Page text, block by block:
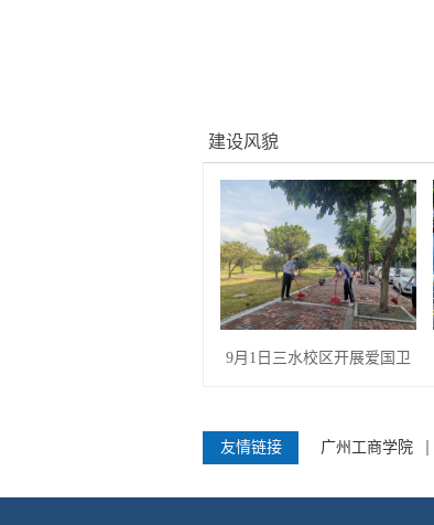
建设风貌
9月1日三水校区开展爱国卫
友情链接 广州工商学院